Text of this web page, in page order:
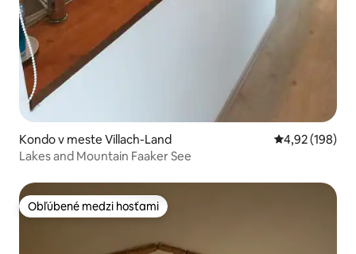
Kondo v meste Villach-Land Priemerné
4,92 (198)
Lakes and Mountain Faaker See
Obľúbené medzi hosťami
Obľúbené medzi hosťami